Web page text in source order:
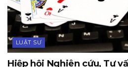
LUẬT SƯ
Hiệp hội Nghiên cứu, Tư